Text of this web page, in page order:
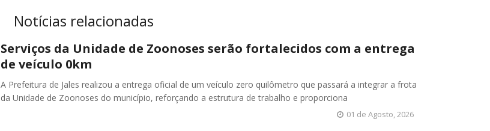
Notícias relacionadas
Serviços da Unidade de Zoonoses serão fortalecidos com a entrega
de veículo 0km
A Prefeitura de Jales realizou a entrega oficial de um veículo zero quilômetro que passará a integrar a frota
da Unidade de Zoonoses do município, reforçando a estrutura de trabalho e proporciona
01 de Agosto, 2026